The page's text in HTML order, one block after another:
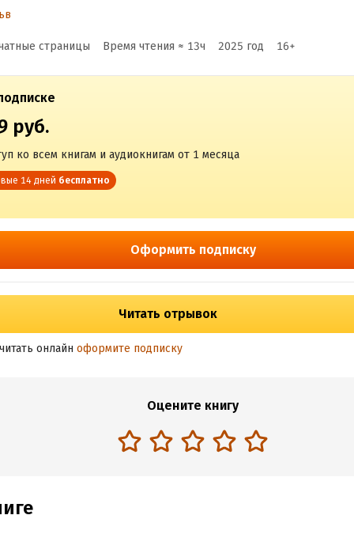
страницы Время чтения ≈ 13ч 2025 год 16+
руб.
ко всем книгам и аудиокнигам от 1 месяца
14 дней бесплатно
Оформить подписку
Читать отрывок
онлайн оформите подписку
Оцените книгу